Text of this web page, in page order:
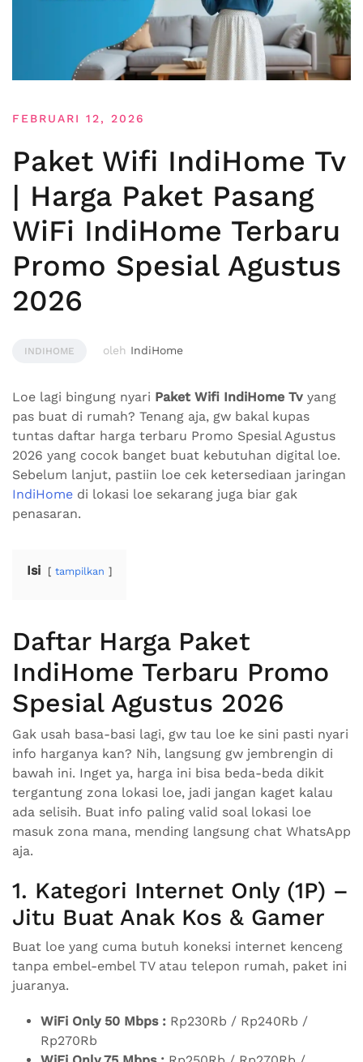
FEBRUARI 12, 2026
Paket Wifi IndiHome Tv
| Harga Paket Pasang
WiFi IndiHome Terbaru
Promo Spesial Agustus
2026
INDIHOME oleh IndiHome
Loe lagi bingung nyari Paket Wifi IndiHome Tv yang
pas buat di rumah? Tenang aja, gw bakal kupas
tuntas daftar harga terbaru Promo Spesial Agustus
2026 yang cocok banget buat kebutuhan digital loe.
Sebelum lanjut, pastiin loe cek ketersediaan jaringan
IndiHome di lokasi loe sekarang juga biar gak
penasaran.
Isi tampilkan
Daftar Harga Paket
IndiHome Terbaru Promo
Spesial Agustus 2026
Gak usah basa-basi lagi, gw tau loe ke sini pasti nyari
info harganya kan? Nih, langsung gw jembrengin di
bawah ini. Inget ya, harga ini bisa beda-beda dikit
tergantung zona lokasi loe, jadi jangan kaget kalau
ada selisih. Buat info paling valid soal lokasi loe
masuk zona mana, mending langsung chat WhatsApp
aja.
1. Kategori Internet Only (1P) –
Jitu Buat Anak Kos & Gamer
Buat loe yang cuma butuh koneksi internet kenceng
tanpa embel-embel TV atau telepon rumah, paket ini
juaranya.
WiFi Only 50 Mbps : Rp230Rb / Rp240Rb /
Rp270Rb